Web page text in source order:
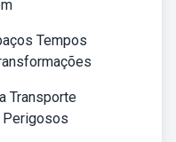
Tempos
Transporte
Perigosos